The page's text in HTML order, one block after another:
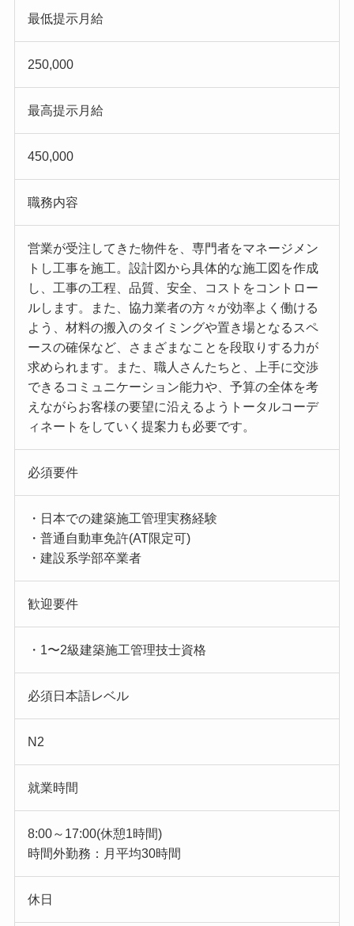
最低提示月給
250,000
最高提示月給
450,000
職務内容
営業が受注してきた物件を、専門者をマネージメン
トし工事を施工。設計図から具体的な施工図を作成
し、工事の工程、品質、安全、コストをコントロー
ルします。また、協力業者の方々が効率よく働ける
よう、材料の搬入のタイミングや置き場となるスペ
ースの確保など、さまざまなことを段取りする力が
求められます。また、職人さんたちと、上手に交渉
できるコミュニケーション能力や、予算の全体を考
えながらお客様の要望に沿えるようトータルコーデ
ィネートをしていく提案力も必要です。
必須要件
・日本での建築施工管理実務経験
・普通自動車免許(AT限定可)
・建設系学部卒業者
歓迎要件
・1〜2級建築施工管理技士資格
必須日本語レベル
N2
就業時間
8:00～17:00(休憩1時間)
時間外勤務：月平均30時間
休日